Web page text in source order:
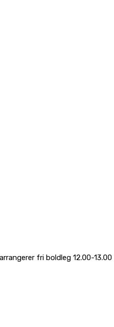
fri boldleg 12.00-